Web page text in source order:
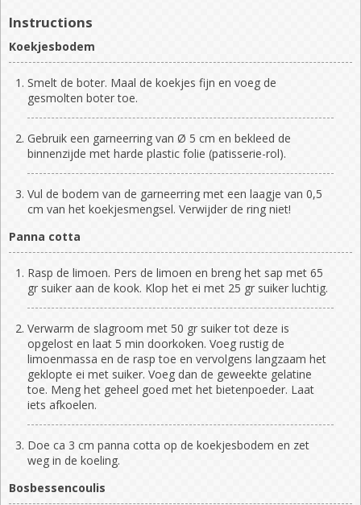
Instructions
Koekjesbodem
Smelt de boter. Maal de koekjes fijn en voeg de
gesmolten boter toe.
Gebruik een garneerring van Ø 5 cm en bekleed de
binnenzijde met harde plastic folie (patisserie-rol).
Vul de bodem van de garneerring met een laagje van 0,5
cm van het koekjesmengsel. Verwijder de ring niet!
Panna cotta
Rasp de limoen. Pers de limoen en breng het sap met 65
gr suiker aan de kook. Klop het ei met 25 gr suiker luchtig.
Verwarm de slagroom met 50 gr suiker tot deze is
opgelost en laat 5 min doorkoken. Voeg rustig de
limoenmassa en de rasp toe en vervolgens langzaam het
geklopte ei met suiker. Voeg dan de geweekte gelatine
toe. Meng het geheel goed met het bietenpoeder. Laat
iets afkoelen.
Doe ca 3 cm panna cotta op de koekjesbodem en zet
weg in de koeling.
Bosbessencoulis